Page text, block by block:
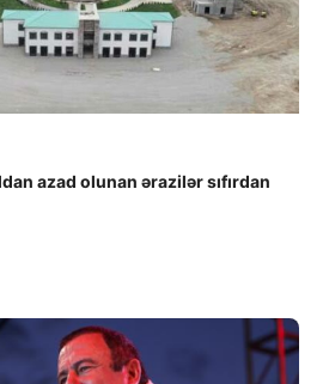
azad olunan ərazilər sıfırdan